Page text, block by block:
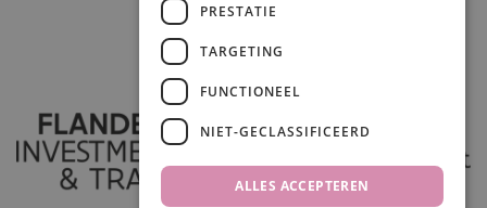
PRESTATIE
TARGETING
FUNCTIONEEL
NIET-GECLASSIFICEERD
ALLES ACCEPTEREN